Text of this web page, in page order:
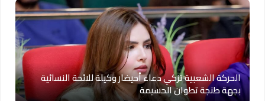
الحركة الشعبية تزكي دعاء أحيضار وكيلة للائحة النسائية
بجهة طنجة تطوان الحسيمة